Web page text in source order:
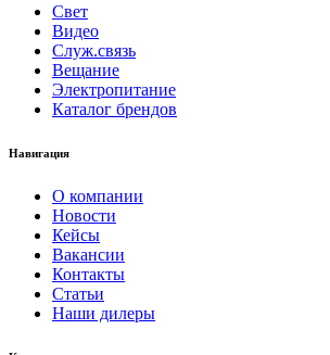
Свет
Видео
Служ.связь
Вещание
Электропитание
Каталог брендов
Навигация
О компании
Новости
Кейсы
Вакансии
Контакты
Статьи
Наши дилеры